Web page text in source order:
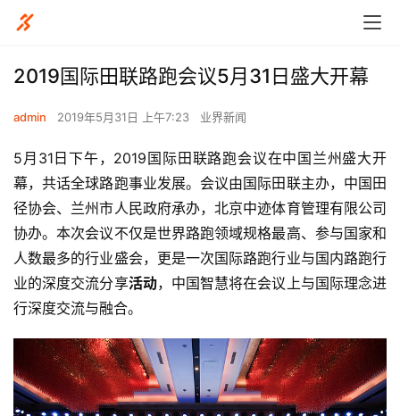
2019国际田联路跑会议5月31日盛大开幕
admin 2019年5月31日 上午7:23 业界新闻
5月31日下午，2019国际田联路跑会议在中国兰州盛大开
幕，共话全球路跑事业发展。会议由国际田联主办，中国田
径协会、兰州市人民政府承办，北京中迹体育管理有限公司
协办。本次会议不仅是世界路跑领域规格最高、参与国家和
人数最多的行业盛会，更是一次国际路跑行业与国内路跑行
业的深度交流分享活动，中国智慧将在会议上与国际理念进
行深度交流与融合。